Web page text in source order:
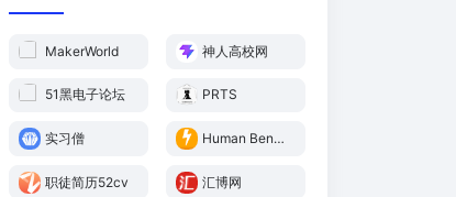
MakerWorld 神人高校网
51黑电子论坛 PRTS
实习僧
Human Bench
职徒简历52cv
汇博网